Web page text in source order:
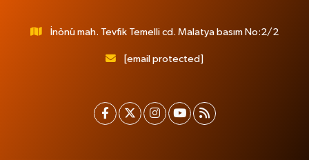
İnönü mah. Tevfik Temelli cd. Malatya basım No:2/2
[email protected]